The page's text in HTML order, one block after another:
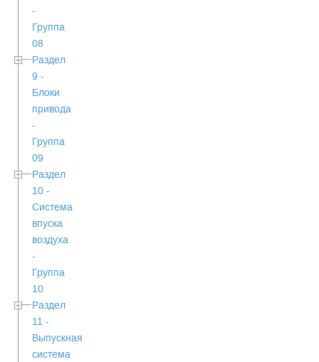
-
Группа
08
Раздел
9 -
Блоки
привода
-
Группа
09
Раздел
10 -
Система
впуска
воздуха
-
Группа
10
Раздел
11 -
Выпускная
система